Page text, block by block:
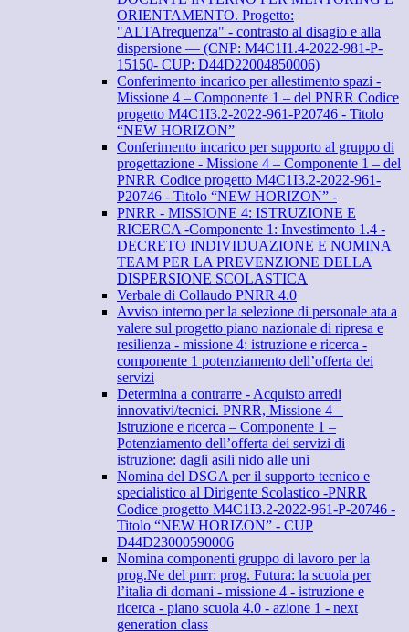
ORIENTAMENTO. Progetto:
"ALTAfrequenza" - contrasto al disagio e alla
dispersione — (CNP: M4C1I1.4-2022-981-P-
15150- CUP: D44D22004850006)
Conferimento incarico per allestimento spazi -
Missione 4 – Componente 1 – del PNRR Codice
progetto M4C1I3.2-2022-961-P20746 - Titolo
“NEW HORIZON”
Conferimento incarico per supporto al gruppo di
progettazione - Missione 4 – Componente 1 – del
PNRR Codice progetto M4C1I3.2-2022-961-
P20746 - Titolo “NEW HORIZON” -
PNRR - MISSIONE 4: ISTRUZIONE E
RICERCA -Componente 1: Investimento 1.4 -
DECRETO INDIVIDUAZIONE E NOMINA
TEAM PER LA PREVENZIONE DELLA
DISPERSIONE SCOLASTICA
Verbale di Collaudo PNRR 4.0
Avviso interno per la selezione di personale ata a
valere sul progetto piano nazionale di ripresa e
resilienza - missione 4: istruzione e ricerca -
componente 1 potenziamento dell’offerta dei
servizi
Determina a contrarre - Acquisto arredi
innovativi/tecnici. PNRR, Missione 4 –
Istruzione e ricerca – Componente 1 –
Potenziamento dell’offerta dei servizi di
istruzione: dagli asili nido alle uni
Nomina del DSGA per il supporto tecnico e
specialistico al Dirigente Scolastico -PNRR
Codice progetto M4C1I3.2-2022-961-P-20746 -
Titolo “NEW HORIZON” - CUP
D44D23000590006
Nomina componenti gruppo di lavoro per la
prog.Ne del pnrr: prog. Futura: la scuola per
l’italia di domani - missione 4 - istruzione e
ricerca - piano scuola 4.0 - azione 1 - next
generation class